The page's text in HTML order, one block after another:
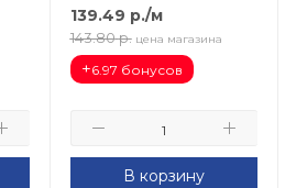
139.49 р./м
143.80 р. цена магазина
+6.97 бонусов
В корзину